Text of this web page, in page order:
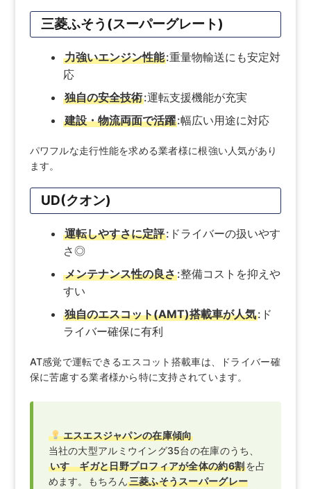
三菱ふそう(スーパーグレート)
力強いエンジン性能:重量物輸送にも安定対
応
独自の安全技術:運転支援機能が充実
建設・物流両面で活躍:幅広い用途に対応
パワフルな走行性能を求める業者様に根強い人気があり
ます。
UD(クオン)
運転しやすさに定評:ドライバーの扱いやす
さ◎
メンテナンス性の良さ:整備コストを抑えや
すい
独自のエスコット(AMT)搭載車が人気:ド
ライバー確保に有利
AT感覚で運転できるエスコット搭載車は、ドライバー確
保に苦慮する業者様から特に支持されています。
エスエスジャパンの在庫傾向
当社の大型アルミウイング35台の在庫のうち、
いすゞギガと日野プロフィアが全体の約6割を占
めます。もちろん三菱ふそうスーパーグレー